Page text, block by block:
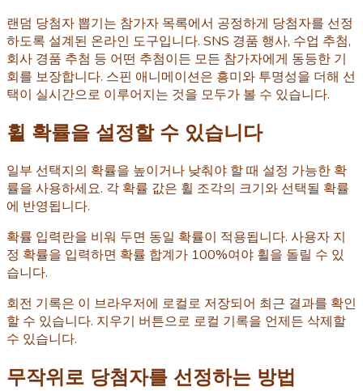
랜덤 당첨자 뽑기는 참가자 목록에서 공정하게 당첨자를 선정
하도록 설계된 온라인 도구입니다. SNS 경품 행사, 수업 추첨,
회사 경품 추첨 등 어떤 추첨이든 모든 참가자에게 동등한 기
회를 보장합니다. 스핀 애니메이션은 흥미와 투명성을 더해 선
택이 실시간으로 이루어지는 것을 모두가 볼 수 있습니다.
휠 확률을 설정할 수 있습니다
일부 선택지의 확률을 높이거나 낮춰야 할 때 설정 가능한 확
률을 사용하세요. 각 확률 값은 휠 조각의 크기와 선택될 확률
에 반영됩니다.
확률 입력란을 비워 두면 동일 확률이 적용됩니다. 사용자 지
정 확률을 입력하면 확률 합계가 100%여야 휠을 돌릴 수 있
습니다.
회전 기록은 이 브라우저에 로컬로 저장되어 최근 결과를 확인
할 수 있습니다. 지우기 버튼으로 로컬 기록을 언제든 삭제할
수 있습니다.
무작위로 당첨자를 선정하는 방법